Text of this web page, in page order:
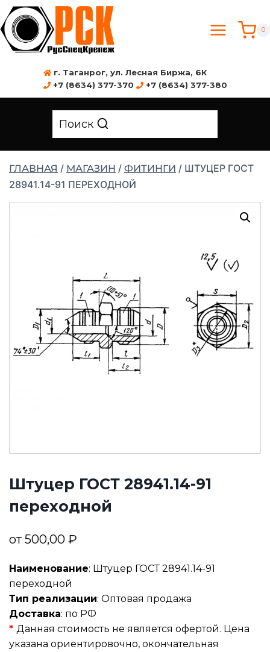
0
г. Таганрог, ул. Лесная Биржа, 6К
+7 (8634) 377-370
+7 (8634) 377-380
Поиск
ГЛАВНАЯ / МАГАЗИН / ФИТИНГИ / ШТУЦЕР ГОСТ
28941.14-91 ПЕРЕХОДНОЙ
Штуцер ГОСТ 28941.14-91
переходной
от500,00 ₽
Наименование: Штуцер ГОСТ 28941.14-91
переходной
Тип реализации: Оптовая продажа
Доставка: по РФ
* Данная стоимость не является офертой. Цена
указана ориентировочно, окончательная